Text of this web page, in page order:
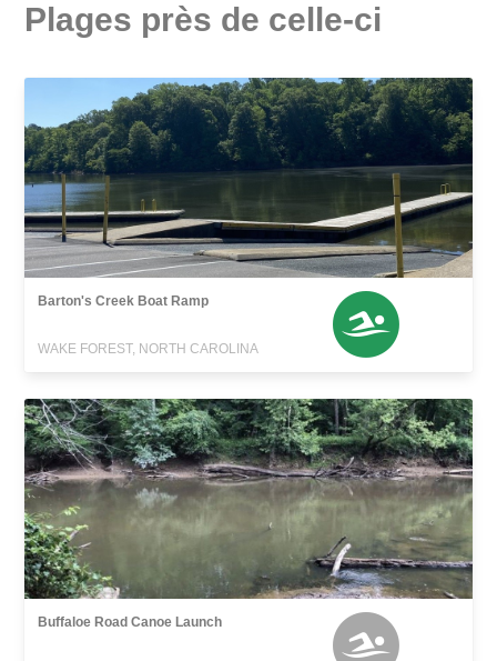
Plages près de celle-ci
Barton's Creek Boat Ramp
WAKE FOREST, NORTH CAROLINA
Buffaloe Road Canoe Launch